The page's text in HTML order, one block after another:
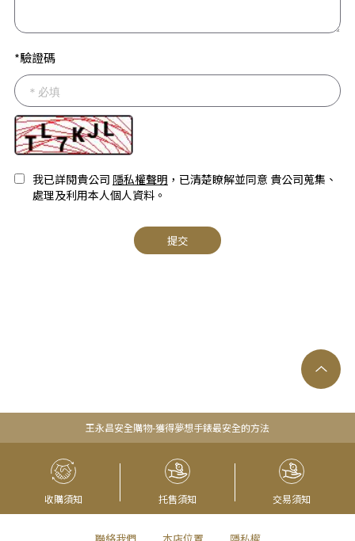
*驗證碼
我已詳閱貴公司 隱私權聲明 ，已清楚瞭解並同意 貴公司蒐集、
處理及利用本人個人資料。
提交
王永昌安全購物-獲得夢想手錶最安全的方法
收購須知 托售須知 交易須知